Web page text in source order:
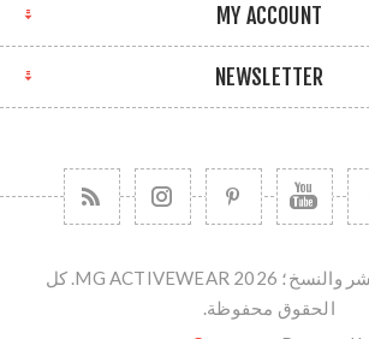
MY ACCOUNT
NEWSLETTER
حقوق الطبع والنشر والنسخ؛ 2026 MG ACTIVEWEAR. كل
الحقوق محفوظة.